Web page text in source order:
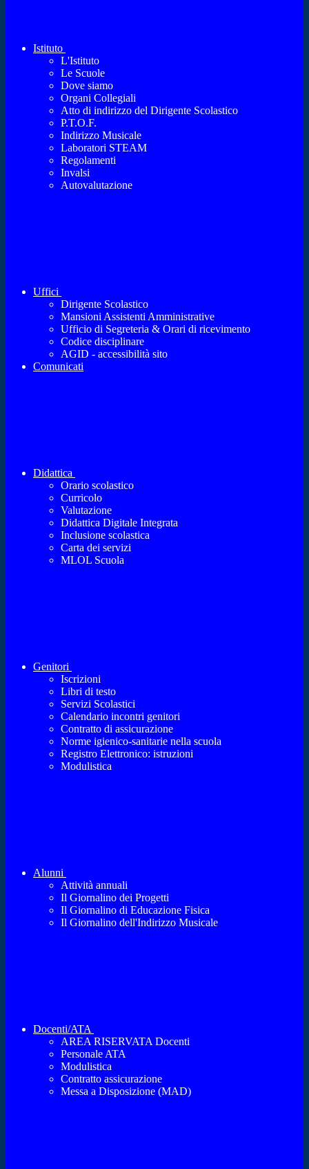
Istituto
L'Istituto
Le Scuole
Dove siamo
Organi Collegiali
Atto di indirizzo del Dirigente Scolastico
P.T.O.F.
Indirizzo Musicale
Laboratori STEAM
Regolamenti
Invalsi
Autovalutazione
Uffici
Dirigente Scolastico
Mansioni Assistenti Amministrative
Ufficio di Segreteria & Orari di ricevimento
Codice disciplinare
AGID - accessibilità sito
Comunicati
Didattica
Orario scolastico
Curricolo
Valutazione
Didattica Digitale Integrata
Inclusione scolastica
Carta dei servizi
MLOL Scuola
Genitori
Iscrizioni
Libri di testo
Servizi Scolastici
Calendario incontri genitori
Contratto di assicurazione
Norme igienico-sanitarie nella scuola
Registro Elettronico: istruzioni
Modulistica
Alunni
Attività annuali
Il Giornalino dei Progetti
Il Giornalino di Educazione Fisica
Il Giornalino dell'Indirizzo Musicale
Docenti/ATA
AREA RISERVATA Docenti
Personale ATA
Modulistica
Contratto assicurazione
Messa a Disposizione (MAD)